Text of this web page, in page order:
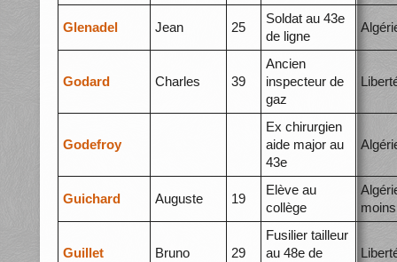
Glenadel Jean 25
Soldat au 43e
de ligne
Godard Charles 39
Ancien
inspecteur de
gaz
Godefroy
Ex chirurgien
aide major au
43e
Guichard Auguste 19
Elève au
collège
moins
Guillet Bruno 29
Fusilier tailleur
au 48e de